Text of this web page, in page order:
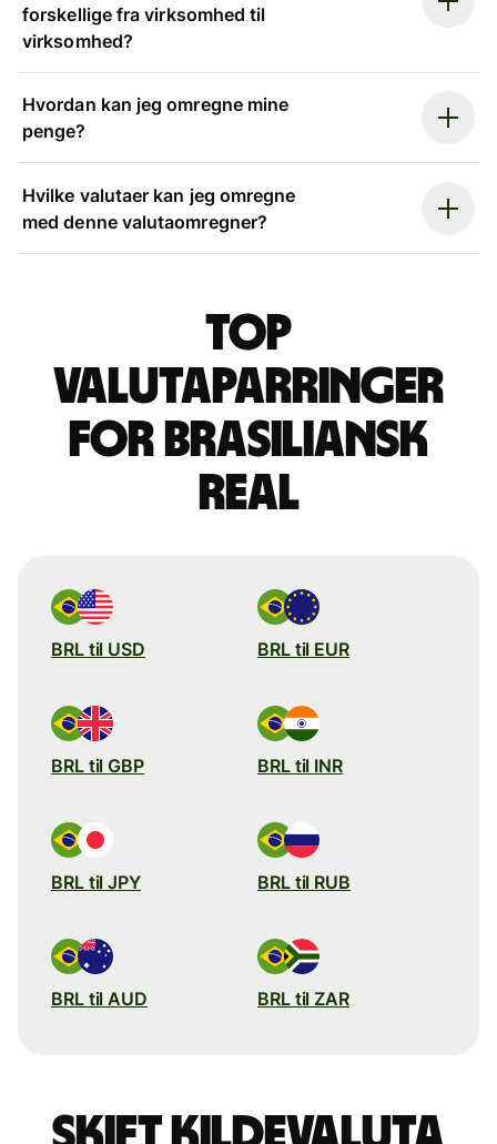
forskellige fra virksomhed til
virksomhed?
Hvordan kan jeg omregne mine
penge?
Hvilke valutaer kan jeg omregne
med denne valutaomregner?
Top
valutaparringer
for brasiliansk
real
BRL til USD BRL til EUR
BRL til GBP BRL til INR
BRL til JPY BRL til RUB
BRL til AUD BRL til ZAR